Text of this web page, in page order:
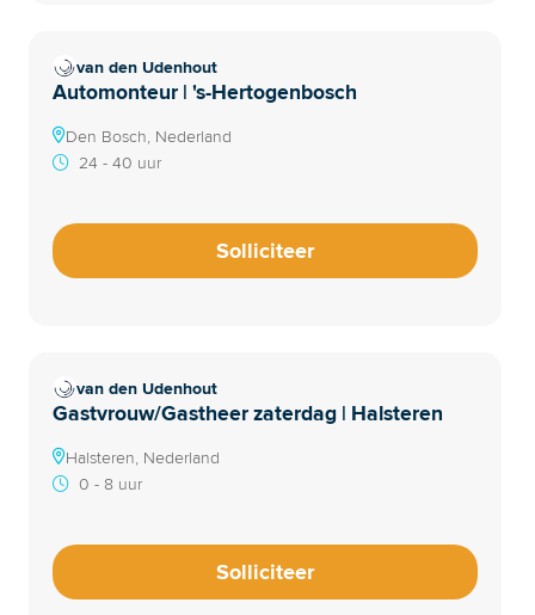
van den Udenhout
Automonteur | 's-Hertogenbosch
Den Bosch, Nederland
24 - 40 uur
Solliciteer
van den Udenhout
Gastvrouw/Gastheer zaterdag | Halsteren
Halsteren, Nederland
0 - 8 uur
Solliciteer